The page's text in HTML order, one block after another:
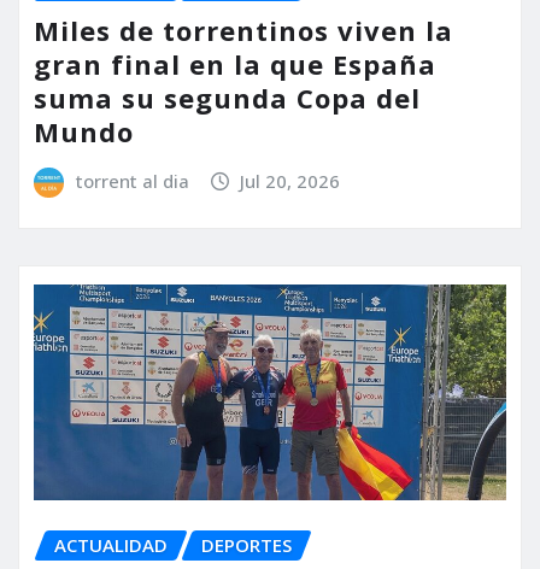
Miles de torrentinos viven la
gran final en la que España
suma su segunda Copa del
Mundo
torrent al dia Jul 20, 2026
ACTUALIDAD DEPORTES